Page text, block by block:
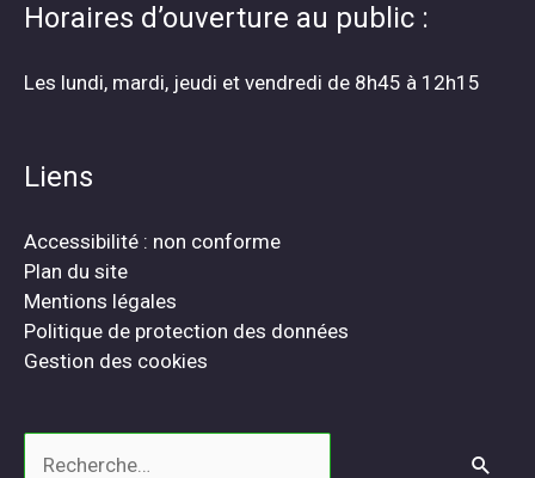
Horaires d’ouverture au public :
Les lundi, mardi, jeudi et vendredi de 8h45 à 12h15
Liens
Accessibilité : non conforme
Plan du site
Mentions légales
Politique de protection des données
Gestion des cookies